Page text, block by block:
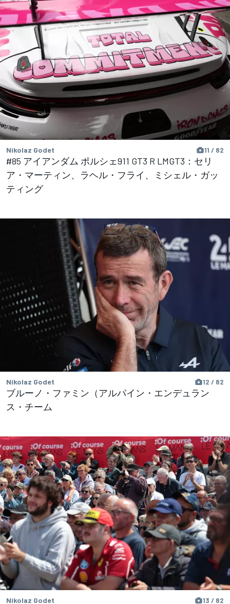
Nikolaz Godet 11 / 82
#85 アイアンダム ポルシェ911 GT3 R LMGT3：セリ
ア・マーティン、ラヘル・フライ、ミシェル・ガッ
ティング
Nikolaz Godet 12 / 82
ブルーノ・ファミン（アルパイン・エンデュラン
ス・チーム
Nikolaz Godet 13 / 82